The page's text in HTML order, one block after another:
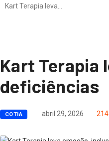
Kart Terapia leva…
Kart Terapia
deficiências
COTIA abril 29, 2026 214